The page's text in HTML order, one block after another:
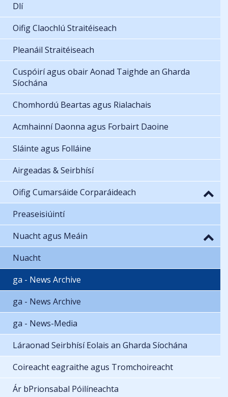
Dlí
Oifig Claochlú Straitéiseach
Pleanáil Straitéiseach
Cuspóirí agus obair Aonad Taighde an Gharda
Síochána
Chomhordú Beartas agus Rialachais
Acmhainní Daonna agus Forbairt Daoine
Sláinte agus Folláine
Airgeadas & Seirbhísí
Oifig Cumarsáide Corparáideach
Preaseisiúintí
Nuacht agus Meáin
Nuacht
ga - News Archive
ga - News Archive
ga - News-Media
Láraonad Seirbhísí Eolais an Gharda Síochána
Coireacht eagraithe agus Tromchoireacht
Ár bPrionsabal Póilíneachta